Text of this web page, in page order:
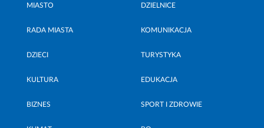
MIASTO DZIELNICE
RADA MIASTA KOMUNIKACJA
DZIECI TURYSTYKA
KULTURA EDUKACJA
BIZNES SPORT I ZDROWIE